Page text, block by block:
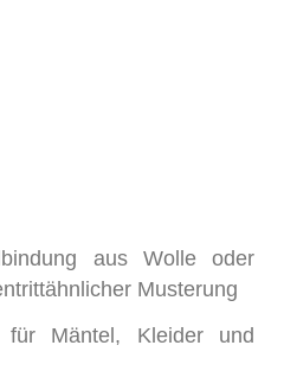
aus Wolle oder
Musterung
Mäntel, Kleider und